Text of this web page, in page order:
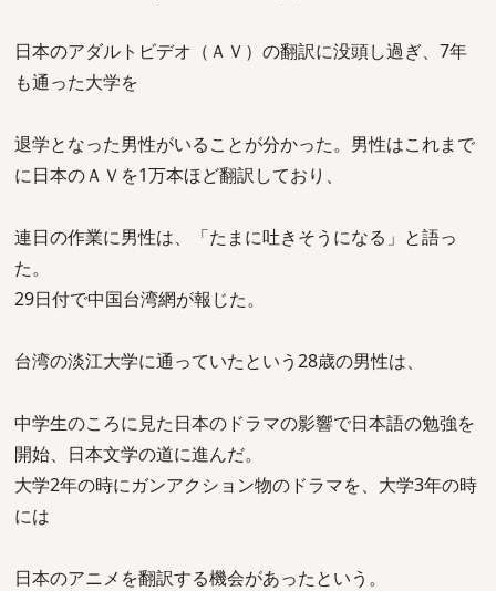
日本のアダルトビデオ（ＡＶ）の翻訳に没頭し過ぎ、7年
も通った大学を
退学となった男性がいることが分かった。男性はこれまで
に日本のＡＶを1万本ほど翻訳しており、
連日の作業に男性は、「たまに吐きそうになる」と語っ
た。
29日付で中国台湾網が報じた。
台湾の淡江大学に通っていたという28歳の男性は、
中学生のころに見た日本のドラマの影響で日本語の勉強を
開始、日本文学の道に進んだ。
大学2年の時にガンアクション物のドラマを、大学3年の時
には
日本のアニメを翻訳する機会があったという。